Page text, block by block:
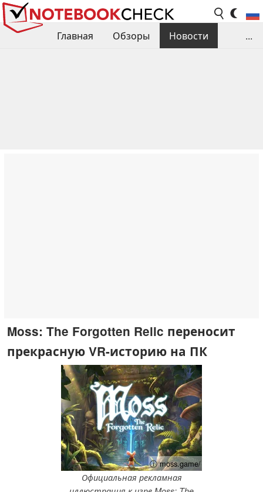
Главная Обзоры
Новости
...
Moss: The Forgotten Relic переносит
прекрасную VR-историю на ПК
ⓘ moss.game/
Официальная рекламная